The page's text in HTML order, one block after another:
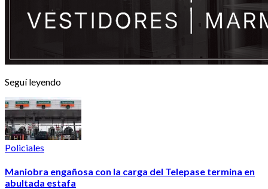
Seguí leyendo
Policiales
Maniobra engañosa con la carga del Telepase termina en
abultada estafa